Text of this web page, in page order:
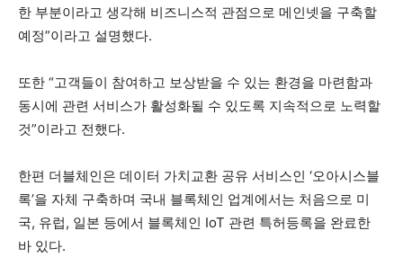
한 부분이라고 생각해 비즈니스적 관점으로 메인넷을 구축할
예정”이라고 설명했다.
또한 “고객들이 참여하고 보상받을 수 있는 환경을 마련함과
동시에 관련 서비스가 활성화될 수 있도록 지속적으로 노력할
것”이라고 전했다.
한편 더블체인은 데이터 가치교환 공유 서비스인 ‘오아시스블
록’을 자체 구축하며 국내 블록체인 업계에서는 처음으로 미
국, 유럽, 일본 등에서 블록체인 IoT 관련 특허등록을 완료한
바 있다.